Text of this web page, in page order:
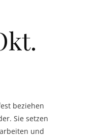
beziehen
Sie setzen
und